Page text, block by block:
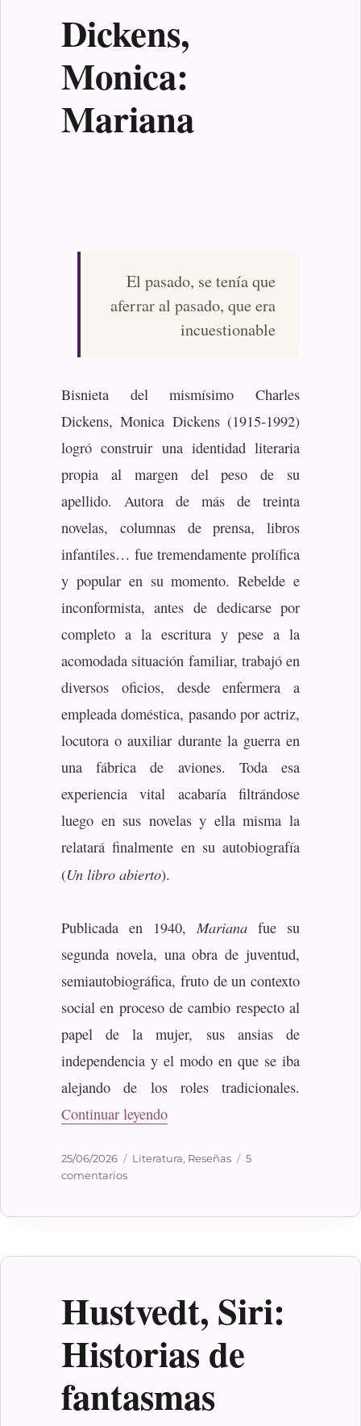
Dickens,
Monica:
Mariana
El pasado, se tenía que
aferrar al pasado, que era
incuestionable
Bisnieta del mismísimo Charles
Dickens, Monica Dickens (1915-1992)
logró construir una identidad literaria
propia al margen del peso de su
apellido. Autora de más de treinta
novelas, columnas de prensa, libros
infantiles… fue tremendamente prolífica
y popular en su momento. Rebelde e
inconformista, antes de dedicarse por
completo a la escritura y pese a la
acomodada situación familiar, trabajó en
diversos oficios, desde enfermera a
empleada doméstica, pasando por actriz,
locutora o auxiliar durante la guerra en
una fábrica de aviones. Toda esa
experiencia vital acabaría filtrándose
luego en sus novelas y ella misma la
relatará finalmente en su autobiografía
(Un libro abierto).
Publicada en 1940,Mariana fue su
segunda novela, una obra de juventud,
semiautobiográfica, fruto de un contexto
social en proceso de cambio respecto al
papel de la mujer, sus ansias de
independencia y el modo en que se iba
alejando de los roles tradicionales.
Continuar leyendo«Dickens, Monica: Mariana»
Publicado
el
25/06/2026 Categorías
Literatura, Reseñas
5
comentariosen
Hustvedt, Siri:
Historias de
fantasmas